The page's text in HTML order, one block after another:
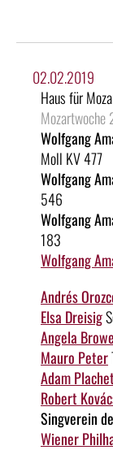
02.02.2019
Haus für
Mozartwoche
Wolfgang
Moll KV 477
Wolfgang
546
Wolfgang
183
Wolfgang
Andrés
Elsa Dreisig
Angela
Mauro Peter
Adam
Robert
Singverein
Wiener